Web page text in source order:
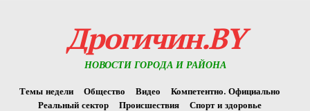
Дрогичин.BY
НОВОСТИ ГОРОДА И РАЙОНА
Темы недели Общество Видео
Компетентно. Официально
Реальный сектор
Происшествия
Спорт и здоровье